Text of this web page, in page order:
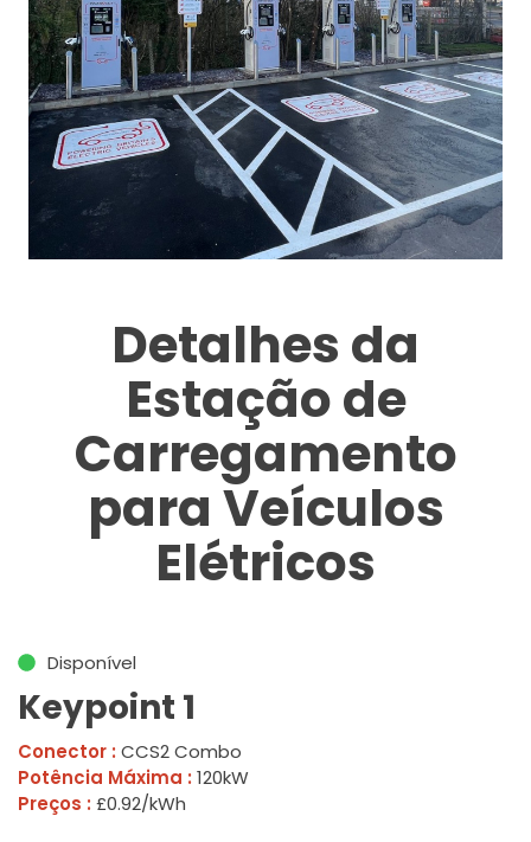
Detalhes da
Estação de
Carregamento
para Veículos
Elétricos
Disponível
Keypoint 1
Conector : CCS2 Combo
Potência Máxima : 120kW
Preços : £0.92/kWh